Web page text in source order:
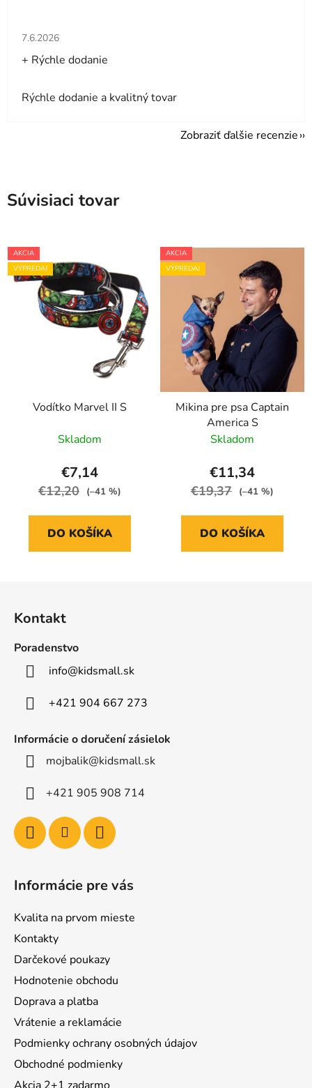
Hodnotenie obchodu je 5 z 5 hviezdičiek.
7.6.2026
+ Rýchle dodanie
Rýchle dodanie a kvalitný tovar
Zobraziť ďalšie recenzie
Súvisiaci tovar
AKCIA
VÝPREDAJ
Vodítko Marvel II S
Skladom
€7,14
€12,20 (–41 %)
DO KOŠÍKA
AKCIA
VÝPREDAJ
Mikina pre psa Captain
America S
Skladom
€11,34
€19,37 (–41 %)
DO KOŠÍKA
Kontakt
Poradenstvo
info@kidsmall.sk
+421 904 667 273
Informácie o doručení zásielok
mojbalik@kidsmall.sk
+421 905 908 714
Informácie pre vás
Kvalita na prvom mieste
Kontakty
Darčekové poukazy
Hodnotenie obchodu
Doprava a platba
Vrátenie a reklamácie
Podmienky ochrany osobných údajov
Obchodné podmienky